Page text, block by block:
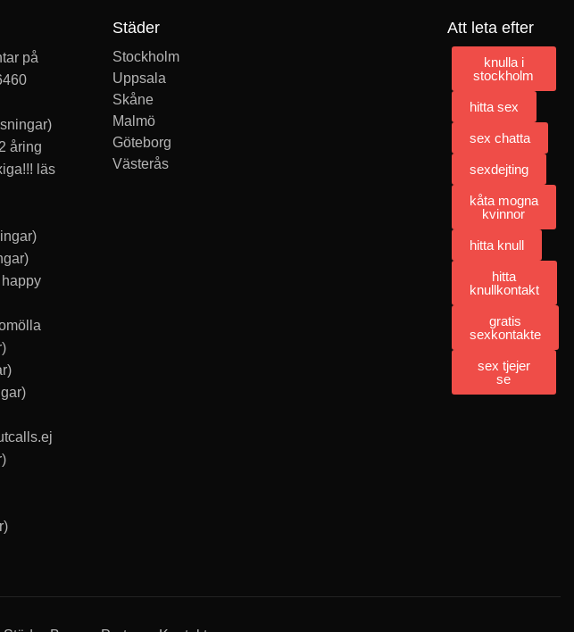
på
åring
läs
Städer
Stockholm
Uppsala
Skåne
Malmö
Göteborg
Västerås
Att leta efter
knulla i
stockholm
hitta sex
sex chatta
sexdejting
kåta mogna
kvinnor
hitta knull
hitta
knullkontakt
gratis
sexkontakte
sex tjejer
se